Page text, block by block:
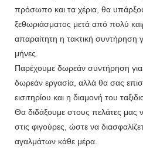
πρόσωπο και τα χέρια, θα
ξεθωριάσματος μετά από πολύ
απαραίτητη η τακτική συντήρηση
μήνες.
Παρέχουμε δωρεάν συντήρηση για
δωρεάν εργασία, αλλά θα σας
εισιτηρίου και η διαμονή του
Θα διδάξουμε στους πελάτες μας
στις φιγούρες, ώστε να
αγαλμάτων κάθε μέρα.